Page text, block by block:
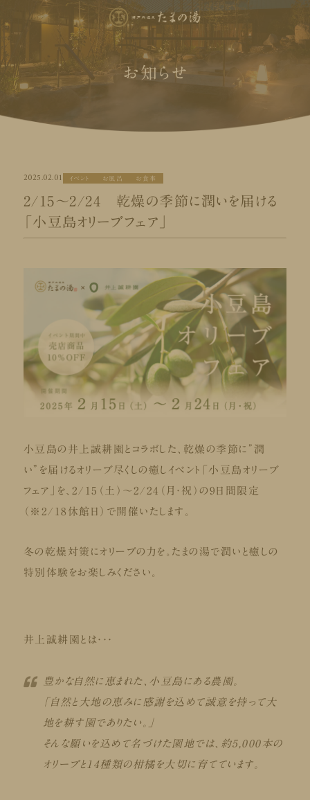
お知らせ
2025.02.01 イベント お風呂 お食事
2/15～2/24 乾燥の季節に潤いを届ける
「小豆島オリーブフェア」
小豆島の井上誠耕園とコラボした、乾燥の季節に”潤
い”を届けるオリーブ尽くしの癒しイベント「小豆島オリーブ
フェア」を、2/15（土）～2/24（月・祝）の9日間限定
（※2/18休館日）で開催いたします。
冬の乾燥対策にオリーブの力を。たまの湯で潤いと癒しの
特別体験をお楽しみください。
井上誠耕園とは・・・
豊かな自然に恵まれた、小豆島にある農園。
「自然と大地の恵みに感謝を込めて誠意を持って大
地を耕す園でありたい。」
そんな願いを込めて名づけた園地では、約5,000本の
オリーブと14種類の柑橘を大切に育てています。